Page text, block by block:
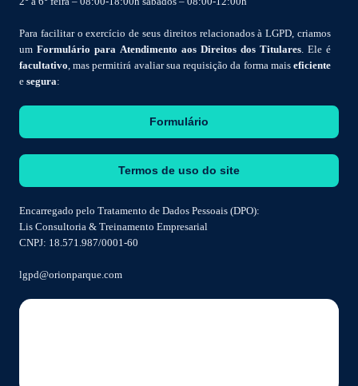
Para facilitar o exercício de seus direitos relacionados à LGPD, criamos
um Formulário para Atendimento aos Direitos dos Titulares . Ele é
facultativo , mas permitirá avaliar sua requisição da forma mais eficiente
e segura:
Formulário
Termos de uso do site
Encarregado pelo Tratamento de Dados Pessoais (DPO):
Lis Consultoria & Treinamento Empresarial
CNPJ: 18.571.987/0001-60
lgpd@orionparque.com